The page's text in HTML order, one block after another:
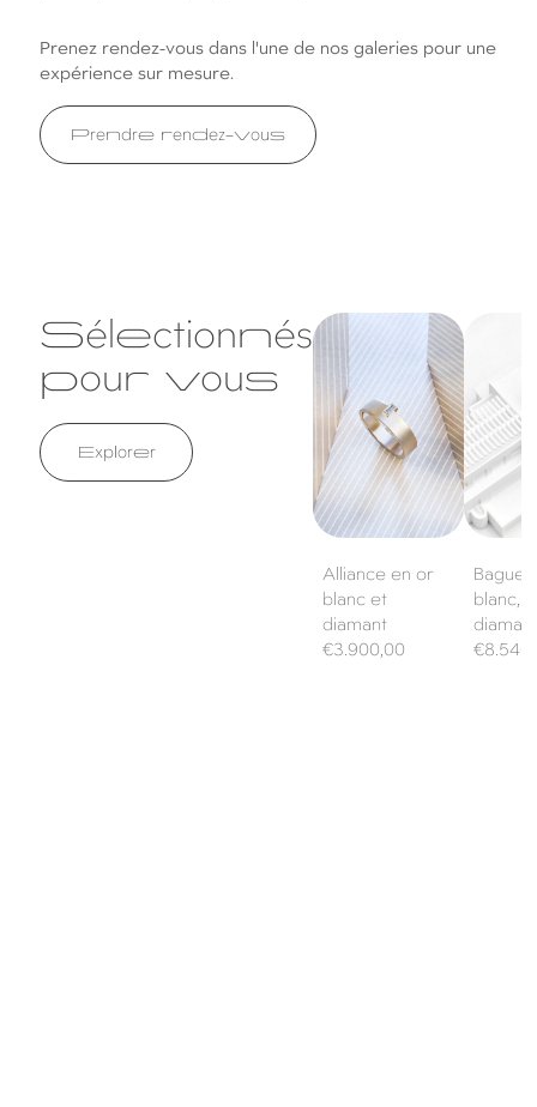
Prenez rendez-vous dans l'une de nos galeries pour une
expérience sur mesure.
Prendre rendez-vous
Sélectionnés
pour vous
Explorer
Alliance en or
blanc et diamant
Alliance en or
blanc et
diamant
Prix
€3.900,00
blanc,
diamants
Bague
blanc,
Prix